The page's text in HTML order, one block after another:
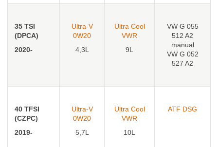
35 TSI
(DPCA)
2020-
Ultra-V
0W20
4,3L
Ultra Cool
VWR
9L
VW G 055
512 A2
manual
VW G 052
527 A2
40 TFSI
(CZPC)
2019-
Ultra-V
0W20
5,7L
Ultra Cool
VWR
10L
ATF DSG